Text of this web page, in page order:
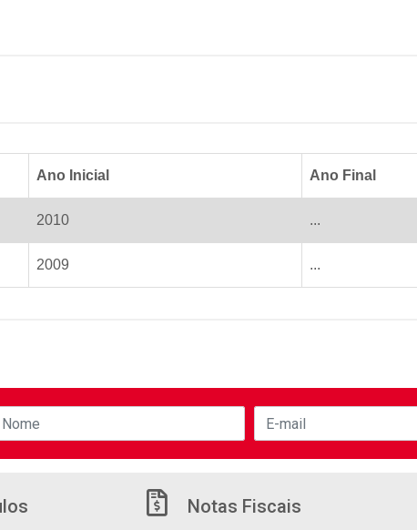
Ano Inicial Ano Final
2010 ...
2009 ...
Notas Fiscais